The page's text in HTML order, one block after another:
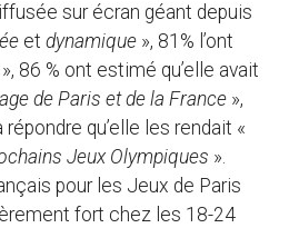
sur écran géant depuis
et dynamique », 81% l’ont
», 86 % ont estimé qu’elle avait
de Paris et de la France »,
qu’elle les rendait «
Jeux Olympiques ».
pour les Jeux de Paris
fort chez les 18-24